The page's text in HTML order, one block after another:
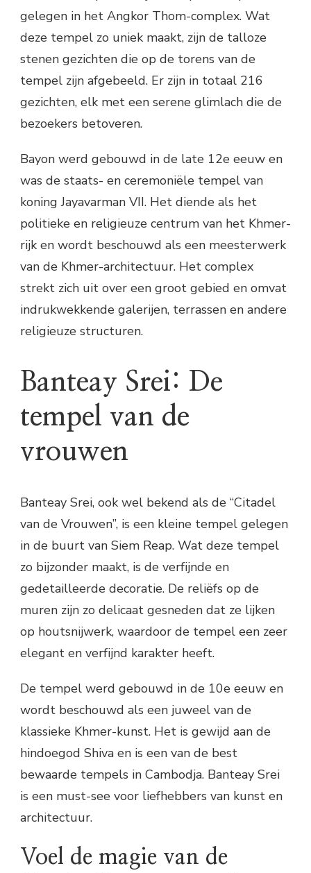
gelegen in het Angkor Thom-complex. Wat
deze tempel zo uniek maakt, zijn de talloze
stenen gezichten die op de torens van de
tempel zijn afgebeeld. Er zijn in totaal 216
gezichten, elk met een serene glimlach die de
bezoekers betoveren.
Bayon werd gebouwd in de late 12e eeuw en
was de staats- en ceremoniële tempel van
koning Jayavarman VII. Het diende als het
politieke en religieuze centrum van het Khmer-
rijk en wordt beschouwd als een meesterwerk
van de Khmer-architectuur. Het complex
strekt zich uit over een groot gebied en omvat
indrukwekkende galerijen, terrassen en andere
religieuze structuren.
Banteay Srei: De
tempel van de
vrouwen
Banteay Srei, ook wel bekend als de “Citadel
van de Vrouwen”, is een kleine tempel gelegen
in de buurt van Siem Reap. Wat deze tempel
zo bijzonder maakt, is de verfijnde en
gedetailleerde decoratie. De reliëfs op de
muren zijn zo delicaat gesneden dat ze lijken
op houtsnijwerk, waardoor de tempel een zeer
elegant en verfijnd karakter heeft.
De tempel werd gebouwd in de 10e eeuw en
wordt beschouwd als een juweel van de
klassieke Khmer-kunst. Het is gewijd aan de
hindoegod Shiva en is een van de best
bewaarde tempels in Cambodja. Banteay Srei
is een must-see voor liefhebbers van kunst en
architectuur.
Voel de magie van de